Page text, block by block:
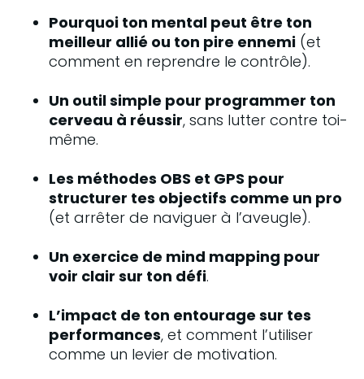
Pourquoi ton mental peut être ton
meilleur allié ou ton pire ennemi (et
comment en reprendre le contrôle).
Un outil simple pour programmer ton
cerveau à réussir, sans lutter contre toi-
même.
Les méthodes OBS et GPS pour
structurer tes objectifs comme un pro
(et arrêter de naviguer à l’aveugle).
Un exercice de mind mapping pour
voir clair sur ton défi.
L’impact de ton entourage sur tes
performances, et comment l’utiliser
comme un levier de motivation.